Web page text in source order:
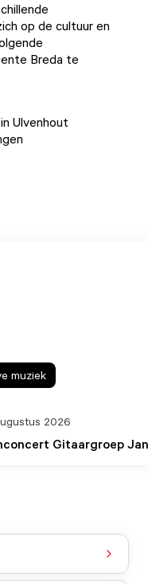
op de cultuur en
Breda te
in Ulvenhout
Gitaargroep
2026
muziek